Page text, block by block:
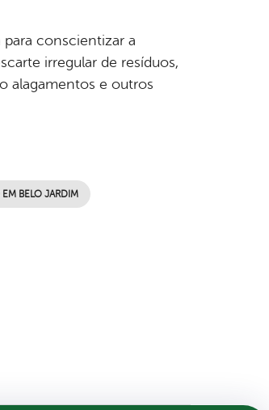
conscientizar a
irregular de resíduos,
alagamentos e outros
BELO JARDIM